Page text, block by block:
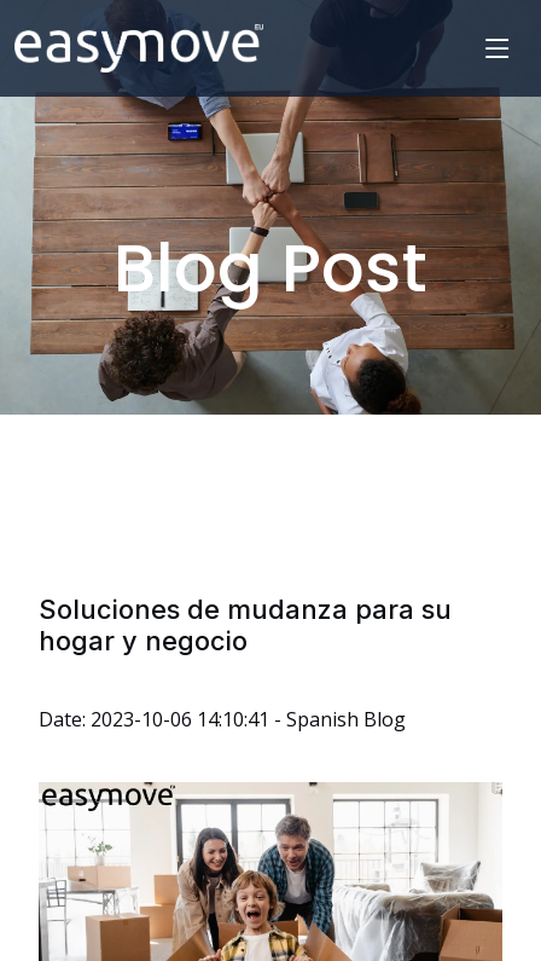
Blog Post
Soluciones de mudanza para su
hogar y negocio
Date: 2023-10-06 14:10:41 - Spanish Blog